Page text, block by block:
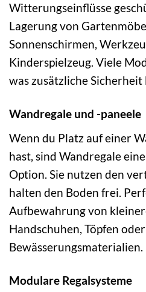
Witterungseinflüsse
Lagerung von
Sonnenschirmen,
Kinderspielzeug. Viele
was zusätzliche Sicherheit
Wandregale und -paneele
Wenn du Platz auf einer
hast, sind Wandregale
Option. Sie nutzen den
halten den Boden frei.
Aufbewahrung von
Handschuhen, Töpfen oder
Bewässerungsmaterialien.
Modulare Regalsysteme